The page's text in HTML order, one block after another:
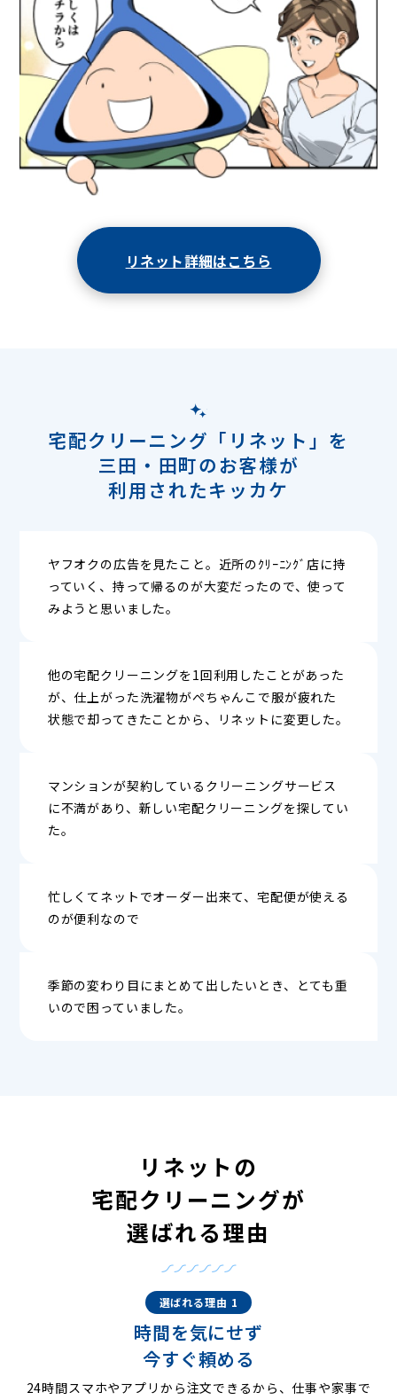
リネット詳細はこちら
宅配クリーニング「リネット」を
三田・田町のお客様が
利用されたキッカケ
ヤフオクの広告を見たこと。近所のｸﾘｰﾆﾝｸﾞ店に持
っていく、持って帰るのが大変だったので、使って
みようと思いました。
他の宅配クリーニングを1回利用したことがあった
が、仕上がった洗濯物がぺちゃんこで服が疲れた
状態で却ってきたことから、リネットに変更した。
マンションが契約しているクリーニングサービス
に不満があり、新しい宅配クリーニングを探してい
た。
忙しくてネットでオーダー出来て、宅配便が使える
のが便利なので
季節の変わり目にまとめて出したいとき、とても重
いので困っていました。
リネットの
宅配クリーニングが
選ばれる理由
選ばれる理由 1
時間を気にせず
今すぐ頼める
24時間スマホやアプリから注文できるから、仕事や家事で